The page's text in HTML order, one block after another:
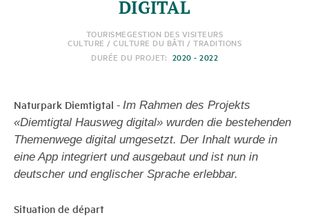
DIGITAL
TOURISMEGESTION DES VISITEURS
CULTURE / CULTURE DU BÂTI / TRADITIONS
DURÉE DU PROJET: 2020 - 2022
Naturpark Diemtigtal - Im Rahmen des Projekts
«Diemtigtal Hausweg digital» wurden die bestehenden
Themenwege digital umgesetzt. Der Inhalt wurde in
eine App integriert und ausgebaut und ist nun in
deutscher und englischer Sprache erlebbar.
Situation de départ